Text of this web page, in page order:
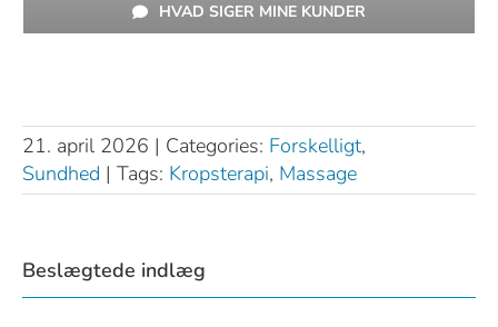
HVAD SIGER MINE KUNDER
21. april 2026 | Categories: Forskelligt,
Sundhed | Tags: Kropsterapi, Massage
Beslægtede indlæg